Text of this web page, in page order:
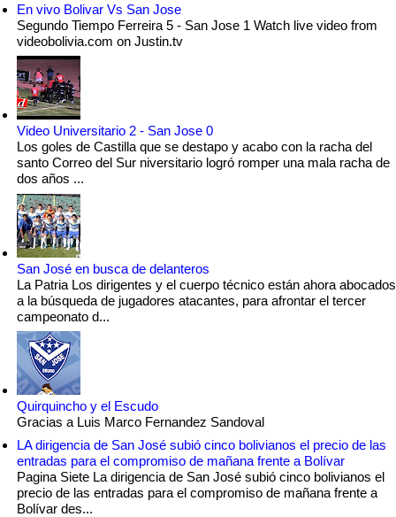
En vivo Bolivar Vs San Jose
Segundo Tiempo Ferreira 5 - San Jose 1 Watch live video from
videobolivia.com on Justin.tv
Video Universitario 2 - San Jose 0
Los goles de Castilla que se destapo y acabo con la racha del
santo Correo del Sur niversitario logró romper una mala racha de
dos años ...
San José en busca de delanteros
La Patria Los dirigentes y el cuerpo técnico están ahora abocados
a la búsqueda de jugadores atacantes, para afrontar el tercer
campeonato d...
Quirquincho y el Escudo
Gracias a Luis Marco Fernandez Sandoval
LA dirigencia de San José subió cinco bolivianos el precio de las
entradas para el compromiso de mañana frente a Bolívar
Pagina Siete La dirigencia de San José subió cinco bolivianos el
precio de las entradas para el compromiso de mañana frente a
Bolívar des...